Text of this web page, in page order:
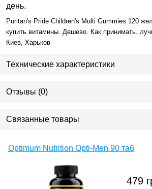
день.
Puritan's Pride Children's Multi Gummies 120
купить витамины. Дешево. Как принимать.
Киев, Харьков
Технические характеристики
Отзывы (0)
Связанные товары
Optimum Nutrition Opti-Men 90 таб
479